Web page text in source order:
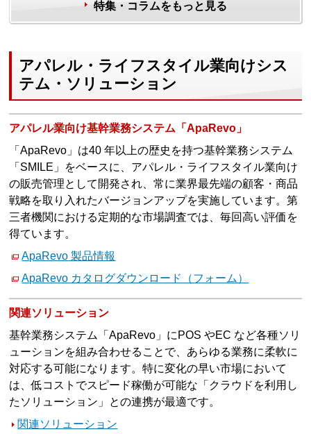
特集・コラムをもっと見る
アパレル・ライフスタイル業向けシス
テム・ソリューション
アパレル業向け基幹業務システム「ApaRevo」
「ApaRevo」は40 年以上の歴史を持つ基幹業務システム
「SMILE」をベースに、アパレル・ライフスタイル業向け
の販売管理として開発され、常に業界最先端の顧客・商品
戦略を取り入れたバージョンアップを実施しています。第
三者機関における定期的な市場調査では、毎回高い評価を
得ています。
ApaRevo 製品情報
ApaRevo カタログダウンロード（フォーム）
関連ソリューション
基幹業務システム「ApaRevo」にPOS やEC など各種ソリ
ューションを組み合わせることで、あらゆる業務に柔軟に
対応する可能になります。特に変化の早い市場において
は、低コストでスピード稼働が可能な「クラウドを利用し
たソリューション」との連携が最適です。
関連ソリューション